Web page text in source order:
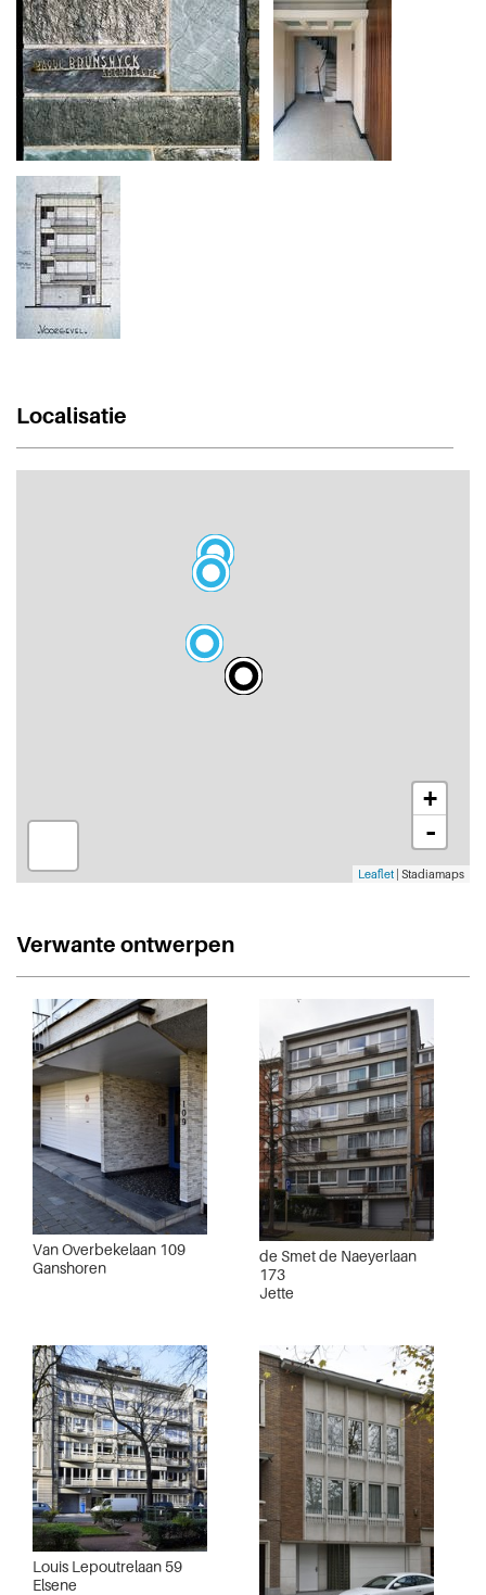
Localisatie
+
-
Leaflet | Stadiamaps
Verwante ontwerpen
Van Overbekelaan 109
Ganshoren
de Smet de Naeyerlaan
173
Jette
Louis Lepoutrelaan 59
Elsene